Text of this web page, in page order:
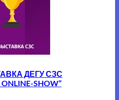
ДЕГУ СЗС
SHOW”